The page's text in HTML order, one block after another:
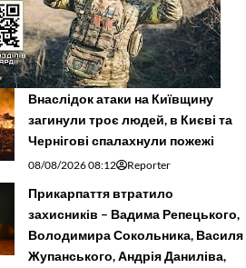
Внаслідок атаки на Київщину
загинули троє людей, в Києві та
Чернігові спалахнули пожежі
08/08/2026 08:12 Reporter
Прикарпаття втратило
захисників – Вадима Репецького,
Володимира Сокольника, Василя
Жупанського, Андрія Даниліва,